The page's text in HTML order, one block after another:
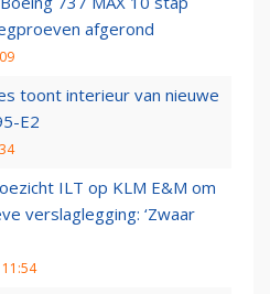
afgerond
toont interieur van nieuwe
E2
ILT op KLM E&M om
verslaglegging: ‘Zwaar